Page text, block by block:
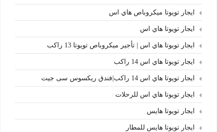
ايجار تويوتا ميكروباص هاي اس
ايجار تويوتا هاي اس
ايجار تويوتا هاي اس | تأجير ميكروباص تويوتا 13 راكب
ايجار تويوتا هاي اس 14 راكب
ايجار تويوتا هاي اس 14 راكب|فندق ريكسوس سى جيت
ايجار تويوتا هاي اس للرحلات
ايجار تويوتا هايس
ايجار تويوتا هايس للمطار